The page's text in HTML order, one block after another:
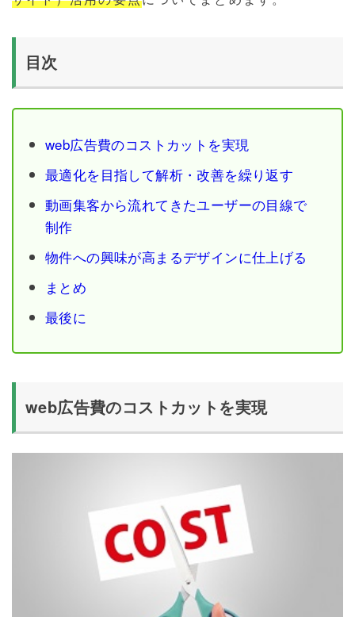
目次
web広告費のコストカットを実現
最適化を目指して解析・改善を繰り返す
動画集客から流れてきたユーザーの目線で
制作
物件への興味が高まるデザインに仕上げる
まとめ
最後に
web広告費のコストカットを実現